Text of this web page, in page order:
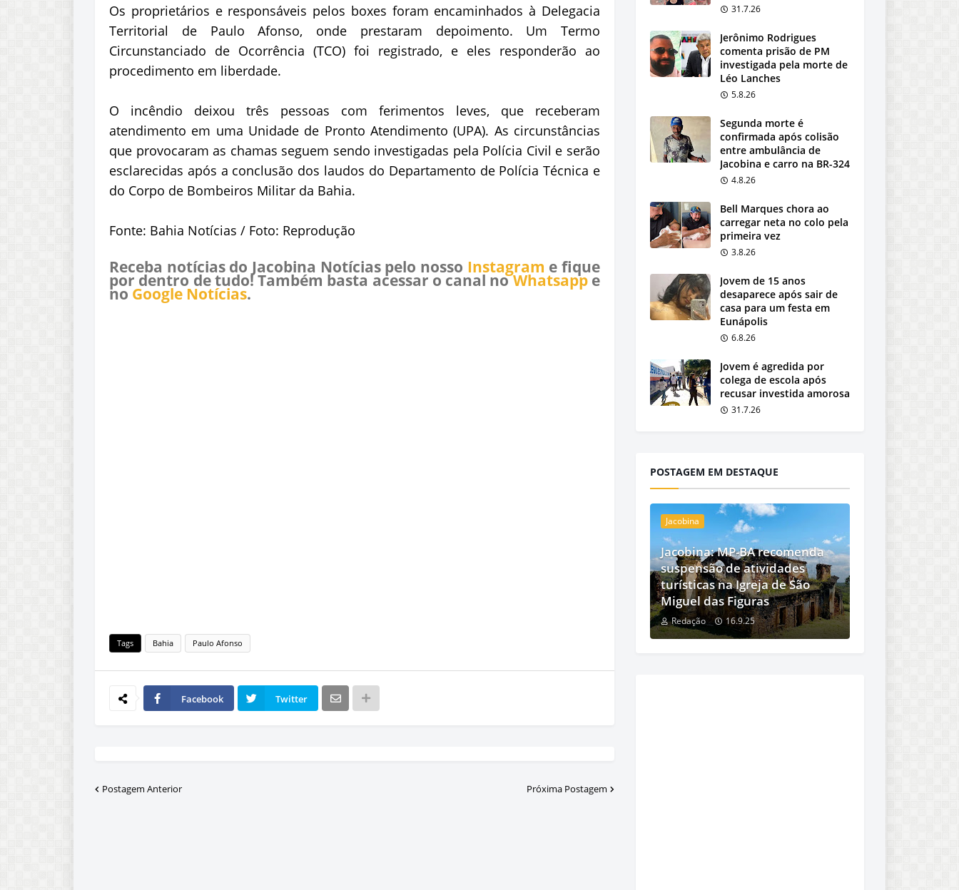
Os proprietários e responsáveis pelos boxes foram encaminhados à Delegacia
Territorial de Paulo Afonso, onde prestaram depoimento. Um Termo
Circunstanciado de Ocorrência (TCO) foi registrado, e eles responderão ao
procedimento em liberdade.
O incêndio deixou três pessoas com ferimentos leves, que receberam
atendimento em uma Unidade de Pronto Atendimento (UPA). As circunstâncias
que provocaram as chamas seguem sendo investigadas pela Polícia Civil e serão
esclarecidas após a conclusão dos laudos do Departamento de Polícia Técnica e
do Corpo de Bombeiros Militar da Bahia.
Fonte: Bahia Notícias / Foto: Reprodução
Receba notícias do Jacobina Notícias pelo nosso Instagram e fique
por dentro de tudo! Também basta acessar o canal noWhatsappe
no Google Notícias.
Tags Bahia Paulo Afonso
Facebook Twitter
Postagem Anterior Próxima Postagem
31.7.26
Jerônimo Rodrigues
comenta prisão de PM
investigada pela morte de
Léo Lanches
5.8.26
Segunda morte é
confirmada após colisão
entre ambulância de
Jacobina e carro na BR-324
4.8.26
Bell Marques chora ao
carregar neta no colo pela
primeira vez
3.8.26
Jovem de 15 anos
desaparece após sair de
casa para um festa em
Eunápolis
6.8.26
Jovem é agredida por
colega de escola após
recusar investida amorosa
31.7.26
POSTAGEM EM DESTAQUE
Jacobina
Jacobina: MP-BA recomenda
suspensão de atividades
turísticas na Igreja de São
Miguel das Figuras
Redação 16.9.25